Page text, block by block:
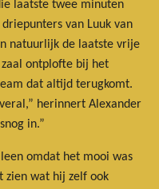
laatste twee minuten
van Luuk van
natuurlijk de laatste vrije
ontplofte bij het
dat altijd terugkomt.
herinnert Alexander
in.”
omdat het mooi was
zien wat hij zelf ook